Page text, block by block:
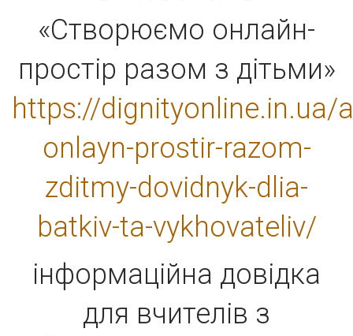
«Створюємо онлайн-
простір разом з дітьми»
https://
onlayn-prostir-razom-
zditmy-dovidnyk-dlia-
batkiv-ta-vykhovateliv/
інформаційна довідка
для вчителів з